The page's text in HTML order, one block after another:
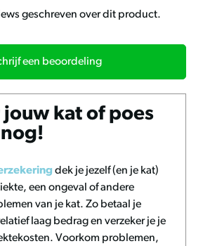
voor extra aantrekkingskracht
voor langer gebruik
materiaal
geschreven over dit product.
een beoordeling
kat of poes
dek je jezelf (en je kat)
een ongeval of andere
van je kat. Zo betaal je
laag bedrag en verzeker je je
Voorkom problemen,